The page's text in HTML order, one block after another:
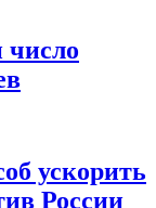
ускорить
России